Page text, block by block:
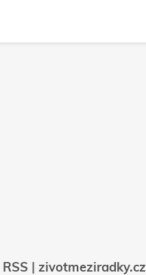
RSS | zivotmeziradky.cz